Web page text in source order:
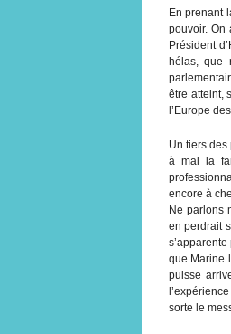
En prenant
pouvoir. On
Président
hélas, que
être atteint,
l’Europe
Un tiers
à mal la
encore à
Ne parlons
en perdrait
que Marine
puisse
sorte le